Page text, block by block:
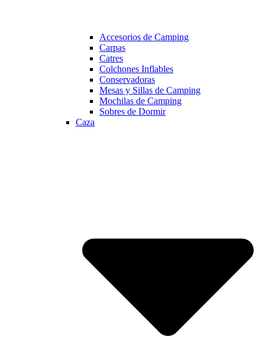
Accesorios de Camping
Carpas
Catres
Colchones Inflables
Conservadoras
Mesas y Sillas de Camping
Mochilas de Camping
Sobres de Dormir
Caza